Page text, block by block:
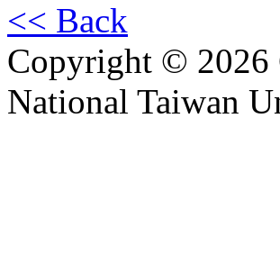
<< Back
Copyright © 2026
National Taiwan